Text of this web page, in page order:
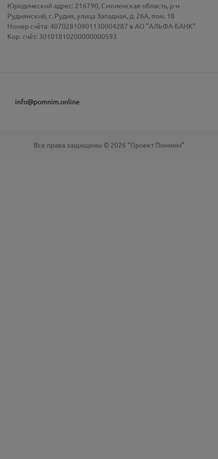
Юридический адрес: 216790, Смоленская область, р-н
Руднянский, г. Рудня, улица Западная, д. 26А, пом. 18
Номер счёта: 40702810901130004287 в АО "АЛЬФА-БАНК"
Кор. счёт: 30101810200000000593
info@pomnim.online
Все права защищены © 2026 “Проект Помним”